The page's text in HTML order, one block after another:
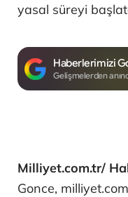
yasal süreyi
Haberlerimizi
Gelişmelerden
Milliyet.com.tr/
Gonce,